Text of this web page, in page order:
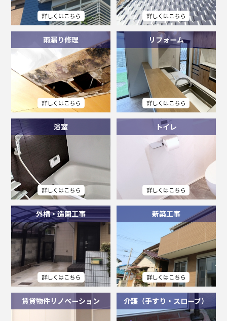
雨漏り修理 リフォーム
浴室 トイレ
外構・造園工事 新築工事
賃貸物件リノベーション 介護（手すり・スロープ）